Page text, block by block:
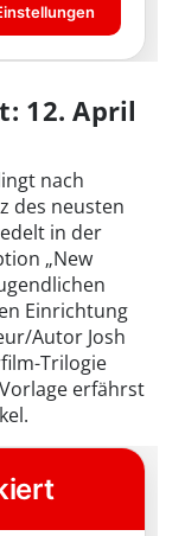
12. April
nach
des neusten
in der
„New
Einrichtung
Autor Josh
Trilogie
erfährst